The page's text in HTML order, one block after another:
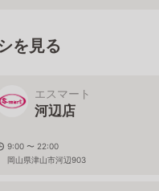
を見る
エスマート
河辺店
9:00 〜 22:00
岡山県津山市河辺903